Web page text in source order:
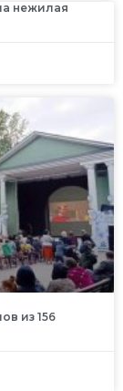
нежилая
из 156